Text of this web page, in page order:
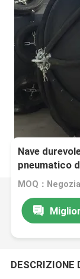
Nave
pneumatico
MOQ：
DESCRIZIONE